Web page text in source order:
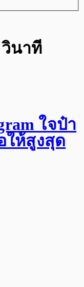
นาที
ใจป๋า
ให้สูงสุด